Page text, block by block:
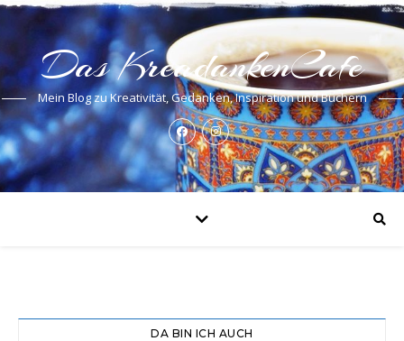
Das KreadankenCafe
Mein Blog zu Kreativität, Gedanken, Inspiration und Büchern
DA BIN ICH AUCH